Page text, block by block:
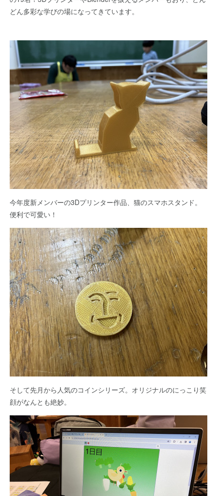
どん多彩な学びの場になってきています。
今年度新メンバーの3Dプリンター作品、猫のスマホスタンド。
便利で可愛い！
そして先月から人気のコインシリーズ。オリジナルのにっこり笑
顔がなんとも絶妙。